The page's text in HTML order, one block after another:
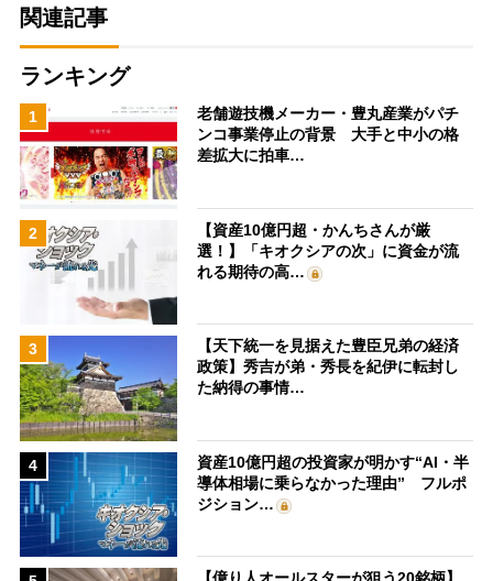
関連記事
ランキング
1
老舗遊技機メーカー・豊丸産業がパチ
ンコ事業停止の背景 大手と中小の格
差拡大に拍車…
2
【資産10億円超・かんちさんが厳
選！】「キオクシアの次」に資金が流
れる期待の高…
3
【天下統一を見据えた豊臣兄弟の経済
政策】秀吉が弟・秀長を紀伊に転封し
た納得の事情…
4
資産10億円超の投資家が明かす“AI・半
導体相場に乗らなかった理由” フルポ
ジション…